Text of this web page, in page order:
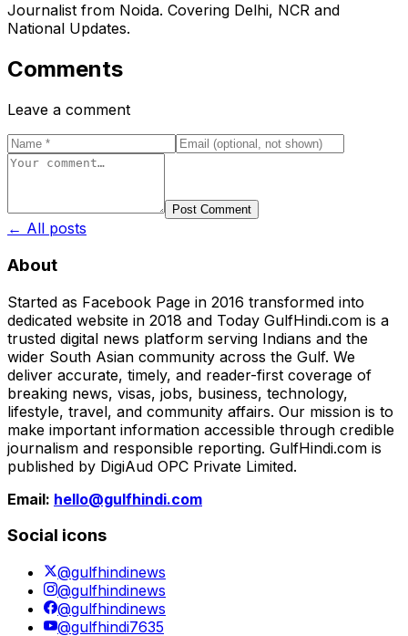
Journalist from Noida. Covering Delhi, NCR and
National Updates.
Comments
Leave a comment
Post Comment
← All posts
About
Started as Facebook Page in 2016 transformed into
dedicated website in 2018 and Today GulfHindi.com is a
trusted digital news platform serving Indians and the
wider South Asian community across the Gulf. We
deliver accurate, timely, and reader-first coverage of
breaking news, visas, jobs, business, technology,
lifestyle, travel, and community affairs. Our mission is to
make important information accessible through credible
journalism and responsible reporting. GulfHindi.com is
published by DigiAud OPC Private Limited.
Email: hello@gulfhindi.com
Social icons
@gulfhindinews
@gulfhindinews
@gulfhindinews
@gulfhindi7635